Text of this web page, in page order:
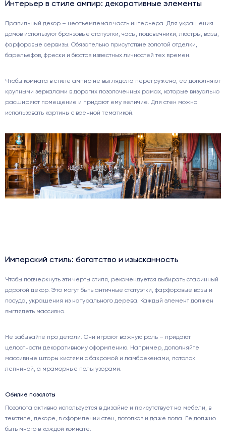
Интерьер в стиле ампир: декоративные элементы
Правильный декор – неотъемлемая часть интерьера. Для украшения
домов используют бронзовые статуэтки, часы, подсвечники, люстры, вазы,
фарфоровые сервизы. Обязательно присутствие золотой отделки,
барельефов, фрески и бюстов известных личностей тех времен.
Чтобы комната в стиле ампир не выглядела перегружено, ее дополняют
крупными зеркалами в дорогих позолоченных рамах, которые визуально
расширяют помещение и придают ему величие. Для стен можно
использовать картины с военной тематикой.
Имперский стиль: богатство и изысканность
Чтобы подчеркнуть эти черты стиля, рекомендуется выбирать старинный
дорогой декор. Это могут быть античные статуэтки, фарфоровые вазы и
посуда, украшения из натурального дерева. Каждый элемент должен
выглядеть массивно.
Не забывайте про детали. Они играют важную роль – придают
целостности декоративному оформлению. Например, дополняйте
массивные шторы кистями с бахромой и ламбрекенами, потолок
лепниной, а мраморные полы узорами.
Обилие позолоты
Позолота активно используется в дизайне и присутствует на мебели, в
текстиле, декоре, в оформлении стен, потолков и даже пола. Ее должно
быть много в каждой комнате.